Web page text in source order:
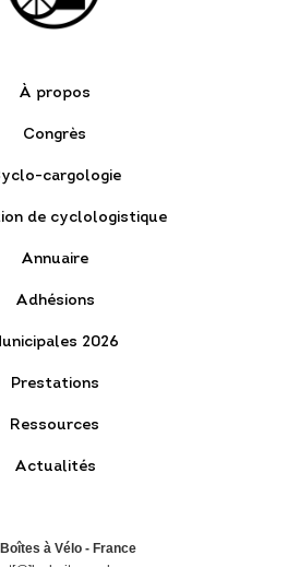
À propos
Congrès
cargologie
de cyclologistique
Annuaire
Adhésions
2026
Prestations
Ressources
Actualités
à Vélo - France